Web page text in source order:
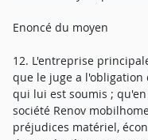
Enoncé du moyen
12. L'entreprise
que le juge a
qui lui est soumis ;
société Renov
préjudices matériel,